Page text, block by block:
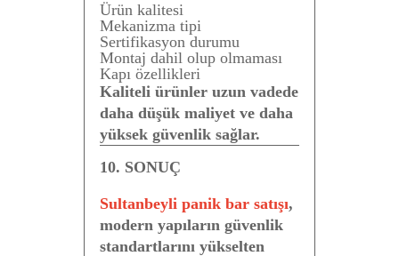
Ürün kalitesi
Mekanizma tipi
Sertifikasyon durumu
Montaj dahil olup olmaması
Kapı özellikleri
Kaliteli ürünler uzun vadede
daha düşük maliyet ve daha
yüksek güvenlik sağlar.
10. SONUÇ
Sultanbeyli panik bar satışı,
modern yapıların güvenlik
standartlarını yükselten